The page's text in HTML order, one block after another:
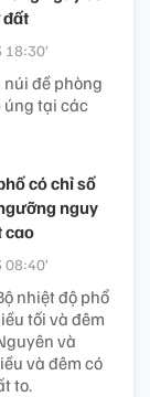
đất
đề phòng
úng tại các
có chỉ số
nguy
cao
nhiệt độ phổ
tối và đêm
và
và đêm có
to.